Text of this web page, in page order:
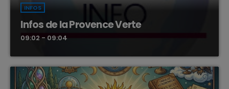
INFOS
Infos de la Provence Verte
09:02 - 09:04